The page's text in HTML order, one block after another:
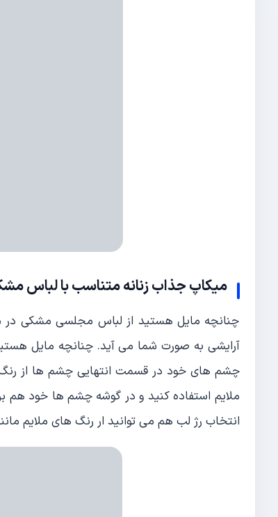
میکاپ جذاب زنانه متناسب با لباس
چنانچه مایل هستید از لباس مجلسی مشکی در
آرایشی به صورت شما می آید. چنانچه مایل
چشم های خود در قسمت انتهایی چشم ها از
ملایم استفاده کنید و در گوشه چشم ها خود هم
انتخاب رژ لب هم می توانید ار رنگ های ملایم